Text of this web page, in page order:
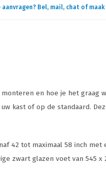
Bel, mail, chat of
en hoe je het graag
kast of op de standaard.
42 tot maximaal 58 inch met
zwart glazen voet van 545 x